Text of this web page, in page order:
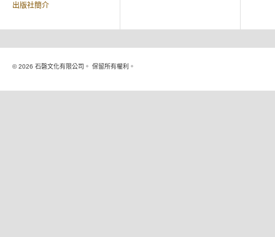
出版社簡介
© 2026 石磬文化有限公司。 保留所有權利。